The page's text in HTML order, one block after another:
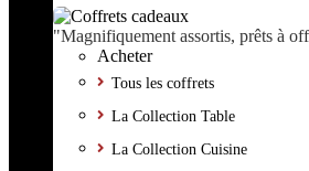
"Magnifiquement assortis, prêts à
Acheter
Tous les coffrets
La Collection Table
La Collection Cuisine